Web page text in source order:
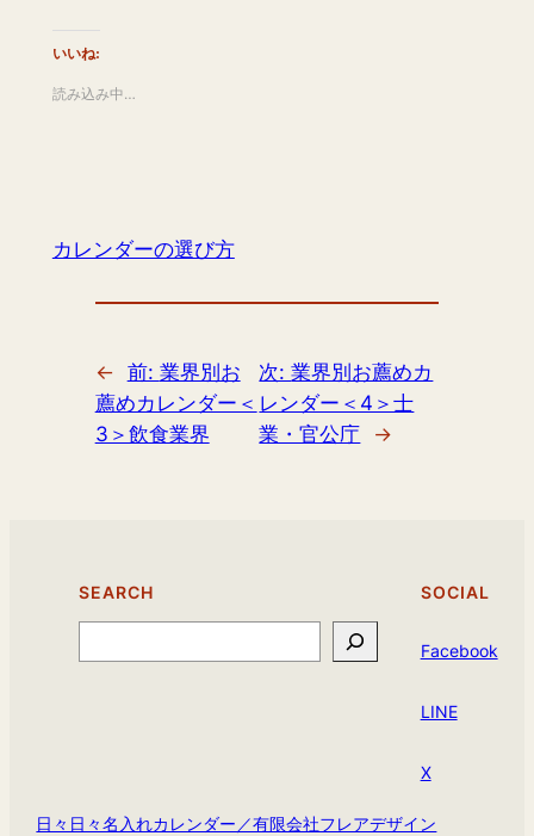
いいね:
読み込み中…
カレンダーの選び方
← 前: 業界別お
薦めカレンダー＜
3＞飲食業界
次:業界別お薦めカ
レンダー＜4＞士
業・官公庁
→
SEARCH SOCIAL
Facebook
LINE
X
日々日々名入れカレンダー／有限会社フレアデザイン